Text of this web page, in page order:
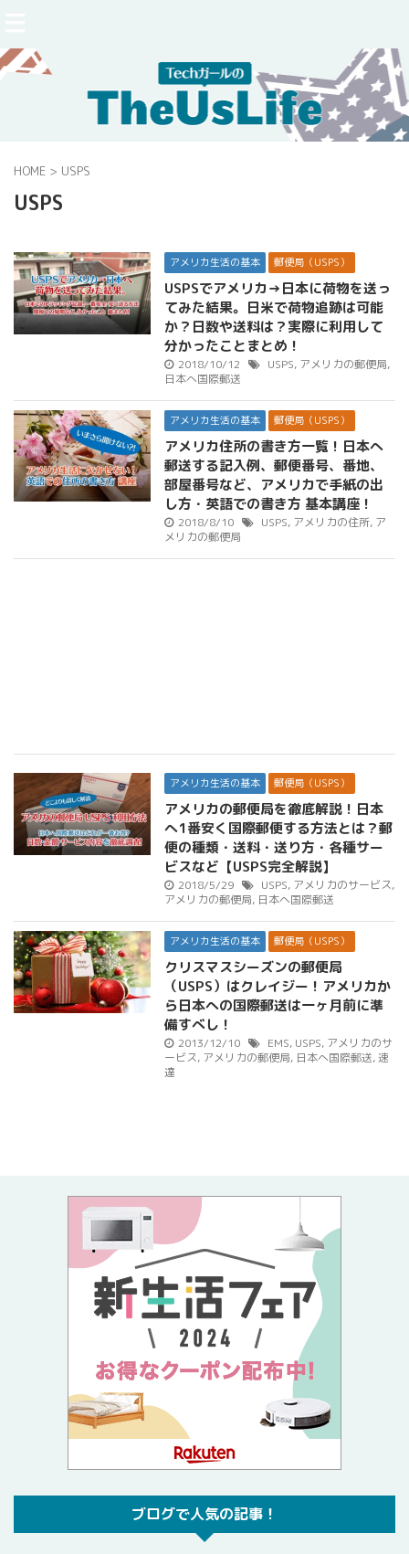
HOME > USPS
USPS
アメリカ生活の基本 郵便局（USPS）
USPSでアメリカ→日本に荷物を送っ
てみた結果。日米で荷物追跡は可能
か？日数や送料は？実際に利用して
分かったことまとめ！
2018/10/12 USPS, アメリカの郵便局,
日本へ国際郵送
アメリカ生活の基本 郵便局（USPS）
アメリカ住所の書き方一覧！日本へ
郵送する記入例、郵便番号、番地、
部屋番号など、アメリカで手紙の出
し方・英語での書き方 基本講座！
2018/8/10 USPS, アメリカの住所, ア
メリカの郵便局
アメリカ生活の基本 郵便局（USPS）
アメリカの郵便局を徹底解説！日本
へ1番安く国際郵便する方法とは？郵
便の種類・送料・送り方・各種サー
ビスなど【USPS完全解説】
2018/5/29 USPS, アメリカのサービス,
アメリカの郵便局, 日本へ国際郵送
アメリカ生活の基本 郵便局（USPS）
クリスマスシーズンの郵便局
（USPS）はクレイジー！アメリカか
ら日本への国際郵送は一ヶ月前に準
備すべし！
2013/12/10 EMS, USPS, アメリカのサ
ービス, アメリカの郵便局, 日本へ国際郵送,速
達
ブログで人気の記事！